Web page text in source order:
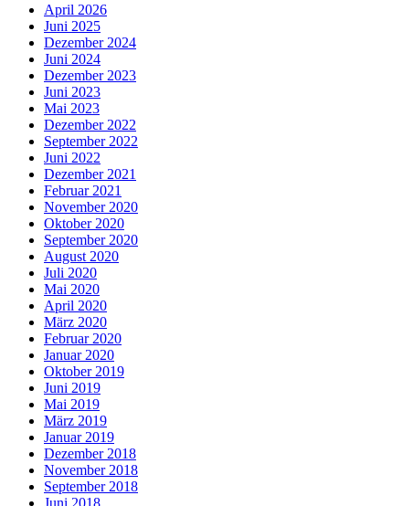
April 2026
Juni 2025
Dezember 2024
Juni 2024
Dezember 2023
Juni 2023
Mai 2023
Dezember 2022
September 2022
Juni 2022
Dezember 2021
Februar 2021
November 2020
Oktober 2020
September 2020
August 2020
Juli 2020
Mai 2020
April 2020
März 2020
Februar 2020
Januar 2020
Oktober 2019
Juni 2019
Mai 2019
März 2019
Januar 2019
Dezember 2018
November 2018
September 2018
Juni 2018